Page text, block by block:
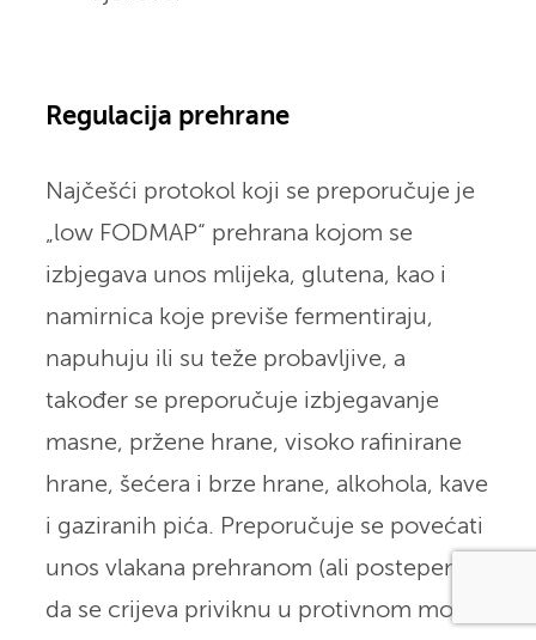
Regulacija prehrane
Najčešći protokol koji se preporučuje je
„low FODMAP“ prehrana kojom se
izbjegava unos mlijeka, glutena, kao i
namirnica koje previše fermentiraju,
napuhuju ili su teže probavljive, a
također se preporučuje izbjegavanje
masne, pržene hrane, visoko rafinirane
hrane, šećera i brze hrane, alkohola, kave
i gaziranih pića. Preporučuje se povećati
unos vlakana prehranom (ali postepeno,
da se crijeva priviknu u protivnom mogu